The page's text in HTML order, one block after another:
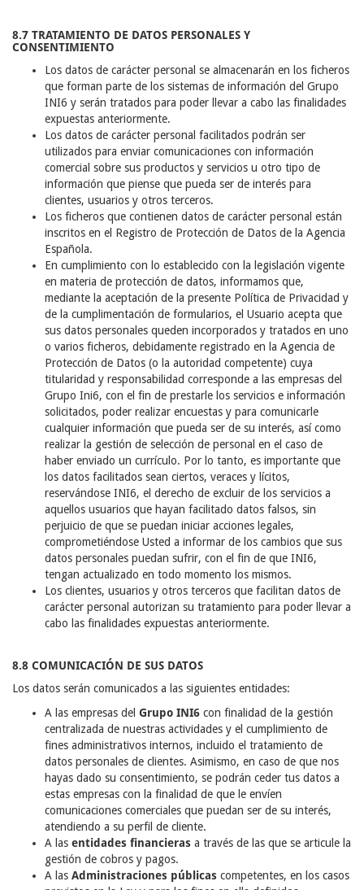
8.7 TRATAMIENTO DE DATOS PERSONALES Y
CONSENTIMIENTO
Los datos de carácter personal se almacenarán en los ficheros
que forman parte de los sistemas de información del Grupo
INI6 y serán tratados para poder llevar a cabo las finalidades
expuestas anteriormente.
Los datos de carácter personal facilitados podrán ser
utilizados para enviar comunicaciones con información
comercial sobre sus productos y servicios u otro tipo de
información que piense que pueda ser de interés para
clientes, usuarios y otros terceros.
Los ficheros que contienen datos de carácter personal están
inscritos en el Registro de Protección de Datos de la Agencia
Española.
En cumplimiento con lo establecido con la legislación vigente
en materia de protección de datos, informamos que,
mediante la aceptación de la presente Política de Privacidad y
de la cumplimentación de formularios, el Usuario acepta que
sus datos personales queden incorporados y tratados en uno
o varios ficheros, debidamente registrado en la Agencia de
Protección de Datos (o la autoridad competente) cuya
titularidad y responsabilidad corresponde a las empresas del
Grupo Ini6, con el fin de prestarle los servicios e información
solicitados, poder realizar encuestas y para comunicarle
cualquier información que pueda ser de su interés, así como
realizar la gestión de selección de personal en el caso de
haber enviado un currículo. Por lo tanto, es importante que
los datos facilitados sean ciertos, veraces y lícitos,
reservándose INI6, el derecho de excluir de los servicios a
aquellos usuarios que hayan facilitado datos falsos, sin
perjuicio de que se puedan iniciar acciones legales,
comprometiéndose Usted a informar de los cambios que sus
datos personales puedan sufrir, con el fin de que INI6,
tengan actualizado en todo momento los mismos.
Los clientes, usuarios y otros terceros que facilitan datos de
carácter personal autorizan su tratamiento para poder llevar a
cabo las finalidades expuestas anteriormente.
8.8 COMUNICACIÓN DE SUS DATOS
Los datos serán comunicados a las siguientes entidades:
A las empresas del Grupo INI6 con finalidad de la gestión
centralizada de nuestras actividades y el cumplimiento de
fines administrativos internos, incluido el tratamiento de
datos personales de clientes. Asimismo, en caso de que nos
hayas dado su consentimiento, se podrán ceder tus datos a
estas empresas con la finalidad de que le envíen
comunicaciones comerciales que puedan ser de su interés,
atendiendo a su perfil de cliente.
A las entidades financieras a través de las que se articule la
gestión de cobros y pagos.
A las Administraciones públicas competentes, en los casos